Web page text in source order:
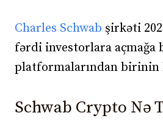
Charles Schwab şirkəti
fərdi investorlara açmağa
platformalarından
Schwab Crypto Nə